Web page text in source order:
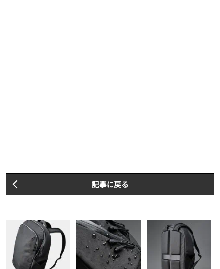
記事に戻る